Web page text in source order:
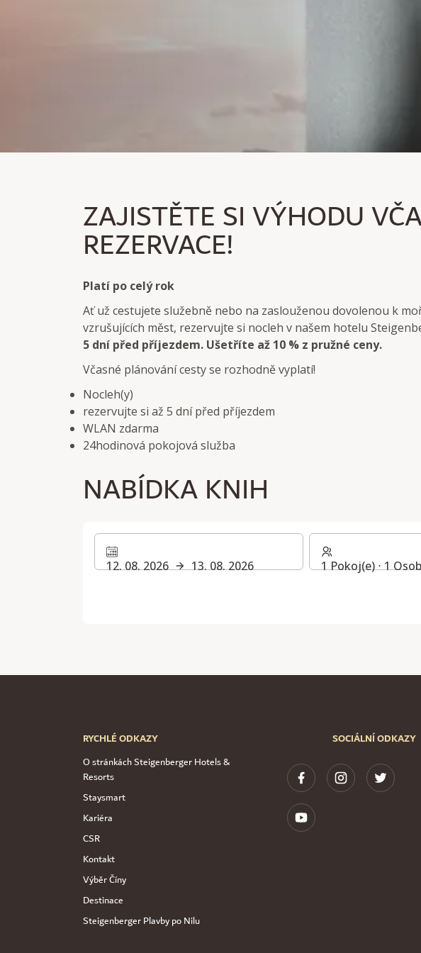
Zajistěte si slevu až 10 % z flexibilní ceny do 5 dnů před příjezdem.
ZAJISTĚTE SI VÝHODU
REZERVACE!
Platí po celý rok
Ať už cestujete služebně nebo na zaslouženou dovolenou k
vzrušujících měst, rezervujte si nocleh v našem hotelu
5 dní před příjezdem. Ušetříte až 10 % z pružné ceny.
Včasné plánování cesty se rozhodně vyplatí!
Nocleh(y)
rezervujte si až 5 dní před příjezdem
WLAN zdarma
24hodinová pokojová služba
NABÍDKA KNIH
12. 08. 2026 13. 08. 2026 1 Pokoj(e) ⋅ 1
RYCHLÉ ODKAZY
O stránkách Steigenberger Hotels &
Resorts
Staysmart
Kariéra
CSR
Kontakt
Výběr Číny
Destinace
Steigenberger Plavby po Nilu
SOCIÁLNÍ ODKAZY